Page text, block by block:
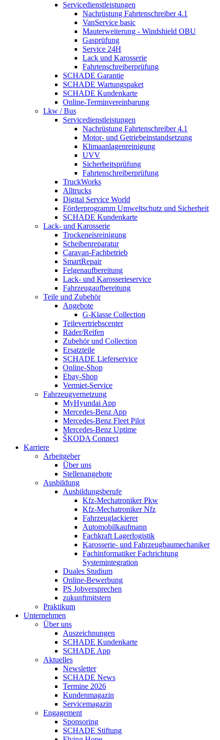
Servicedienstleistungen
Nachrüstung Fahrtenschreiber 4.1
VanService basic
Mauterweiterung - Windshield OBU
Gasprüfung
Service 24H
Lack und Karosserie
Fahrtenschreiberprüfung
SCHADE Garantie
SCHADE Wartungspaket
SCHADE Kundenkarte
Online-Terminvereinbarung
Lkw / Bus
Servicedienstleistungen
Nachrüstung Fahrtenschreiber 4.1
Motor- und Getriebeinstandsetzung
Klimaanlagenreinigung
UVV
Sicherheitsprüfung
Fahrtenschreiberprüfung
TruckWorks
Alltrucks
Digital Service World
Förderprogramm Umweltschutz und Sicherheit
SCHADE Kundenkarte
Lack- und Karosserie
Trockeneisreinigung
Scheibenreparatur
Caravan-Fachbetrieb
SmartRepair
Felgenaufbereitung
Lack- und Karosserieservice
Fahrzeugaufbereitung
Teile und Zubehör
Angebote
G-Klasse Collection
Teilevertriebscenter
Räder/Reifen
Zubehör und Collection
Ersatzteile
SCHADE Lieferservice
Online-Shop
Ebay-Shop
Vermiet-Service
Fahrzeugvernetzung
MyHyundai App
Mercedes-Benz App
Mercedes-Benz Fleet Pilot
Mercedes-Benz Uptime
ŠKODA Connect
Karriere
Arbeitgeber
Über uns
Stellenangebote
Ausbildung
Ausbildungsberufe
Kfz-Mechatroniker Pkw
Kfz-Mechatroniker Nfz
Fahrzeuglackierer
Automobilkaufmann
Fachkraft Lagerlogistik
Karosserie- und Fahrzeugbaumechaniker
Fachinformatiker Fachrichtung
Systemintegration
Duales Studium
Online-Bewerbung
PS Jobversprechen
zukunftmitstern
Praktikum
Unternehmen
Über uns
Auszeichnungen
SCHADE Kundenkarte
SCHADE App
Aktuelles
Newsletter
SCHADE News
Termine 2026
Kundenmagazin
Servicemagazin
Engagement
Sponsoring
SCHADE Stiftung